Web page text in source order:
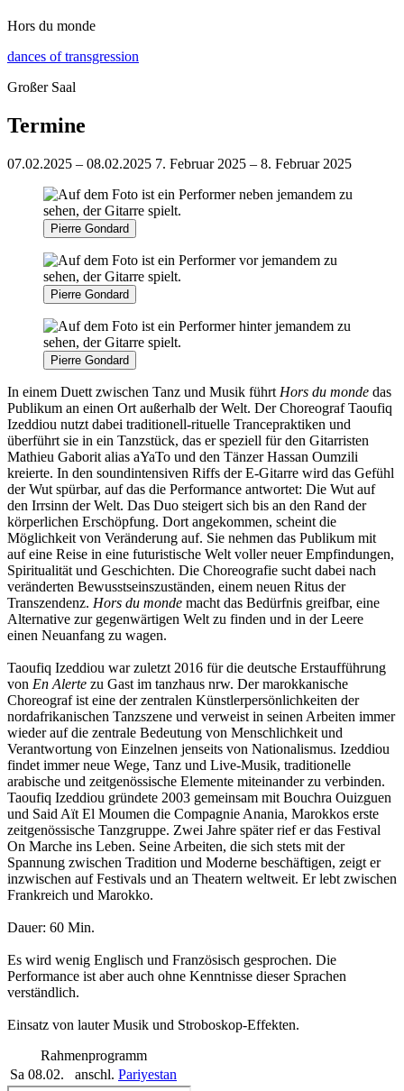
Hors du monde
dances of transgression
Großer Saal
Termine
07.02.2025 – 08.02.2025 7. Februar 2025 – 8. Februar 2025
Pierre Gondard
Pierre Gondard
Pierre Gondard
In einem Duett zwischen Tanz und Musik führt Hors du monde das
Publikum an einen Ort außerhalb der Welt. Der Choreograf Taoufiq
Izeddiou nutzt dabei traditionell-rituelle Trancepraktiken und
überführt sie in ein Tanzstück, das er speziell für den Gitarristen
Mathieu Gaborit alias aYaTo und den Tänzer Hassan Oumzili
kreierte. In den soundintensiven Riffs der E-Gitarre wird das Gefühl
der Wut spürbar, auf das die Performance antwortet: Die Wut auf
den Irrsinn der Welt. Das Duo steigert sich bis an den Rand der
körperlichen Erschöpfung. Dort angekommen, scheint die
Möglichkeit von Veränderung auf. Sie nehmen das Publikum mit
auf eine Reise in eine futuristische Welt voller neuer Empfindungen,
Spiritualität und Geschichten. Die Choreografie sucht dabei nach
veränderten Bewusstseinszuständen, einem neuen Ritus der
Transzendenz. Hors du monde macht das Bedürfnis greifbar, eine
Alternative zur gegenwärtigen Welt zu finden und in der Leere
einen Neuanfang zu wagen.
Taoufiq Izeddiou war zuletzt 2016 für die deutsche Erstaufführung
von En Alerte zu Gast im tanzhaus nrw. Der marokkanische
Choreograf ist eine der zentralen Künstlerpersönlichkeiten der
nordafrikanischen Tanzszene und verweist in seinen Arbeiten immer
wieder auf die zentrale Bedeutung von Menschlichkeit und
Verantwortung von Einzelnen jenseits von Nationalismus. Izeddiou
findet immer neue Wege, Tanz und Live-Musik, traditionelle
arabische und zeitgenössische Elemente miteinander zu verbinden.
Taoufiq Izeddiou gründete 2003 gemeinsam mit Bouchra Ouizguen
und Said Aït El Moumen die Compagnie Anania, Marokkos erste
zeitgenössische Tanzgruppe. Zwei Jahre später rief er das Festival
On Marche ins Leben. Seine Arbeiten, die sich stets mit der
Spannung zwischen Tradition und Moderne beschäftigen, zeigt er
inzwischen auf Festivals und an Theatern weltweit. Er lebt zwischen
Frankreich und Marokko.
Dauer: 60 Min.
Es wird wenig Englisch und Französisch gesprochen. Die
Performance ist aber auch ohne Kenntnisse dieser Sprachen
verständlich.
Einsatz von lauter Musik und Stroboskop-Effekten.
Rahmenprogramm
Sa 08.02.
anschl. Pariyestan